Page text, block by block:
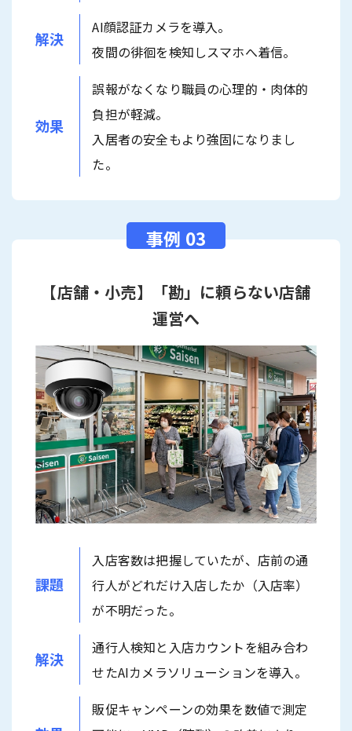
解決
AI顔認証カメラを導入。
夜間の徘徊を検知しスマホへ着信。
効果
誤報がなくなり職員の心理的・肉体的
負担が軽減。
入居者の安全もより強固になりまし
た。
【店舗・小売】「勘」に頼らない店舗
運営へ
課題
入店客数は把握していたが、店前の通
行人がどれだけ入店したか（入店率）
が不明だった。
解決
通行人検知と入店カウントを組み合わ
せたAIカメラソリューションを導入。
販促キャンペーンの効果を数値で測定